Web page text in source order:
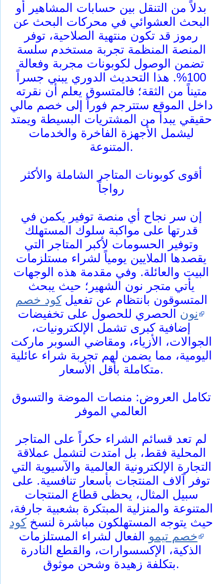
بدلاً من التنقل بين حسابات المشاهير أو
البحث العشوائي في محركات البحث عن
رموز قد تكون منتهية الصلاحية، توفر
المنصة المنظمة تجربة مستخدم سلسة
تضمن الوصول لكوبونات مجربة وفعالة
100%. هذا التحديث الدوري يبني جسراً
متيناً من الثقة؛ فالمتسوق يعلم أن نقرته
داخل الموقع ستترجم فوراً إلى خصم مالي
حقيقي يبدأ من المشتريات البسيطة ويمتد
ليشمل الأجهزة الفاخرة والخدمات
المتنوعة.
أقوى كوبونات المتاجر الشاملة والأكثر
رواجاً
إن سر نجاح أي منصة توفير يكمن في
قدرتها على مواكبة سلوك المستهلك
وتوفير الحسومات لأكبر المتاجر التي
يقصدها الملايين يومياً لشراء مستلزمات
البيت والعائلة. وفي مقدمة هذه الوجهات
يأتي متجر نون الشهير؛ حيث يبحث
المتسوقون بانتظام عن تفعيلكود خصم
نون الحصري للحصول على تخفيضات
إضافية كبرى تشمل الإلكترونيات،
الجوالات، الأزياء، ومقاضي السوبر ماركت
اليومية، مما يضمن لهم تجربة شراء عائلية
متكاملة بأقل الأسعار.
تكامل العروض: منصات الموضة والتسوق
العالمي الموفر
لم تعد قسائم الشراء حكراً على المتاجر
المحلية فقط، بل امتدت لتشمل عملاقة
التجارة الإلكترونية العالمية والآسيوية التي
توفر آلاف المنتجات بأسعار تنافسية. على
سبيل المثال، يحظى قطاع المنتجات
المتنوعة والمنزلية المبتكرة بشعبية جارفة،
حيث يتوجه المستهلكون مباشرة لنسخكود
خصم تيمو الفعال لشراء المستلزمات
الذكية، الإكسسوارات، والقطع النادرة
بتكلفة زهيدة وشحن موثوق.